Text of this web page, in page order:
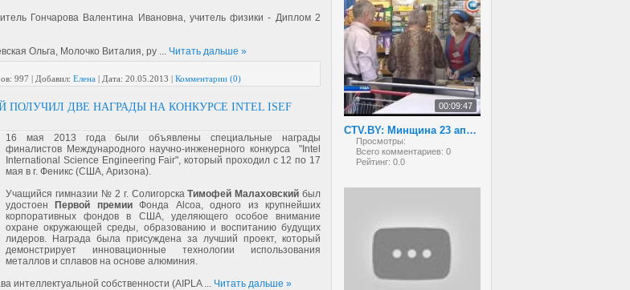
00:09:47
CTV.BY: Минщина 23 апреля 2013
Просмотры:
Всего комментариев: 0
Рейтинг: 0.0
Гончарова Валентина Ивановна, учитель физики - Диплом 2
Ольга, Молочко Виталия, ру
Читать дальше »
997 | Добавил: Елена | Дата: 20.05.2013 | Комментарии (0)
ДВЕ НАГРАДЫ НА КОНКУРСЕ INTEL ISEF
16 мая 2013 года были объявлены специальные награды
финалистов Международного научно-инженерного конкурса "Intel
International Science Engineering Fair", который проходил с 12 по 17
мая в г. Феникс (США, Аризона).
Учащийся гимназии № 2 г. СолигорскаТимофей Малаховский был
удостоенПервой премииФонда Alcoa, одного из крупнейших
корпоративных фондов в США, уделяющего особое внимание
охране окружающей среды, образованию и воспитанию будущих
лидеров. Награда была присуждена за лучший проект, который
демонстрирует инновационные технологии использования
металлов и сплавов на основе алюминия.
интеллектуальной собственности (AIPLA
Читать дальше »